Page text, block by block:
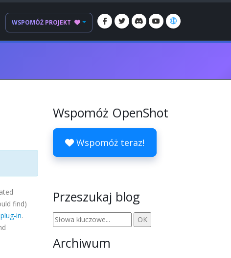
WSPOMÓŻ PROJEKT
find)
in.
Wspomóż OpenShot
Wspomóż teraz!
Przeszukaj blog
Archiwum